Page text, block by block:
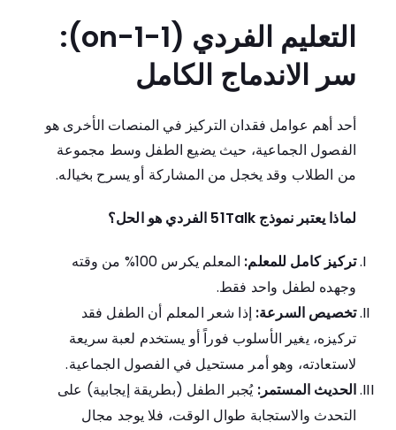
التعليم الفردي (1-on-1):
سر الاندماج الكامل
أحد أهم عوامل فقدان التركيز في المنصات الأخرى هو
الفصول الجماعية، حيث يضيع الطفل وسط مجموعة
من الطلاب وقد يخجل من المشاركة أو يسرح بخياله.
لماذا يعتبر نموذج 51Talk الفردي هو الحل؟
تركيز كامل للمعلم:
المعلم يكرس 100% من وقته
وجهده لطفل واحد فقط.
تخصيص السرعة: إذا شعر المعلم أن الطفل فقد
تركيزه، يغير الأسلوب فوراً أو يستخدم لعبة سريعة
لاستعادته، وهو أمر مستحيل في الفصول الجماعية.
الحديث المستمر: يُجبر الطفل (بطريقة إيجابية) على
التحدث والاستجابة طوال الوقت، فلا يوجد مجال